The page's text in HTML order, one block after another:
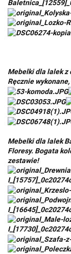
Mebelki dla lalek z
Ręcznie
Mebelki dla lalek
Floresy. Bogata
zestawie!